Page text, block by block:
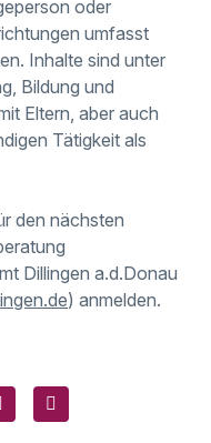
oder
umfasst
Inhalte sind unter
Bildung und
Eltern, aber auch
Tätigkeit als
den nächsten
Dillingen a.d.Donau
) anmelden.